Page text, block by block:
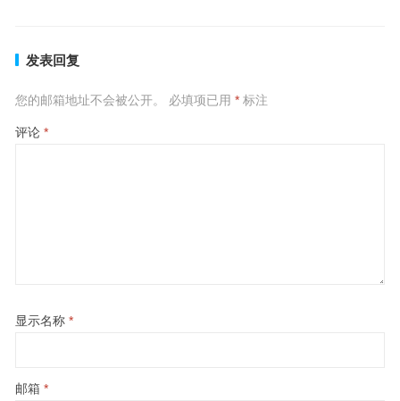
发表回复
您的邮箱地址不会被公开。 必填项已用 *标注
评论 *
显示名称 *
邮箱 *